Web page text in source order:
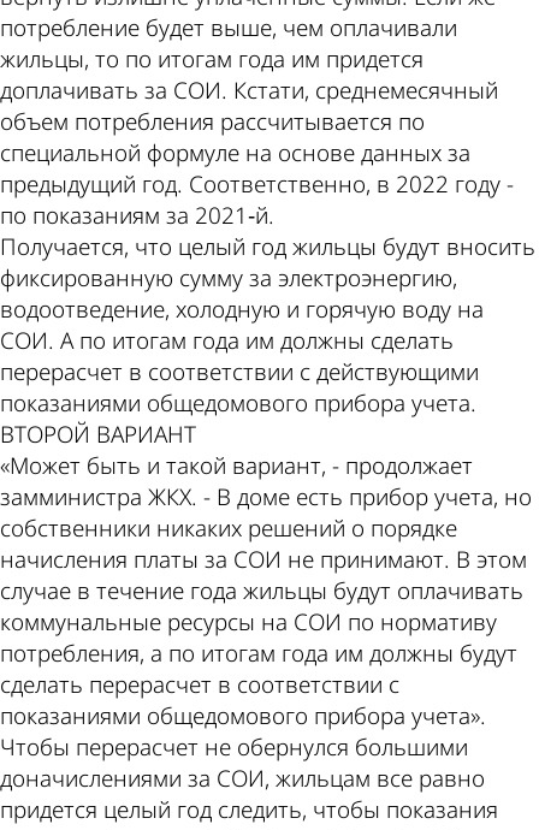
потребление будет выше, чем оплачивали
жильцы, то по итогам года им придется
доплачивать за СОИ. Кстати, среднемесячный
объем потребления рассчитывается по
специальной формуле на основе данных за
предыдущий год. Соответственно, в 2022 году -
по показаниям за 2021‑й.
Получается, что целый год жильцы будут вносить
фиксированную сумму за электроэнергию,
водоотведение, холодную и горячую воду на
СОИ. А по итогам года им должны сделать
перерасчет в соответствии с действующими
показаниями общедомового прибора учета.
ВТОРОЙ ВАРИАНТ
«Может быть и такой вариант, - продолжает
замминистра ЖКХ. - В доме есть прибор учета, но
собственники никаких решений о порядке
начисления платы за СОИ не принимают. В этом
случае в течение года жильцы будут оплачивать
коммунальные ресурсы на СОИ по нормативу
потребления, а по итогам года им должны будут
сделать перерасчет в соответствии с
показаниями общедомового прибора учета».
Чтобы перерасчет не обернулся большими
доначислениями за СОИ, жильцам все равно
придется целый год следить, чтобы показания